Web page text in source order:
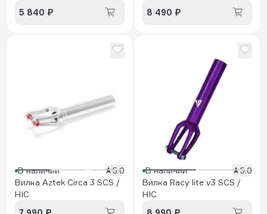
5 840 ₽
8 490 ₽
В наличии
5.0
Вилка Aztek Circa 3 SCS /
HIC
В наличии
5.0
Вилка Racy lite v3 SCS /
HIC